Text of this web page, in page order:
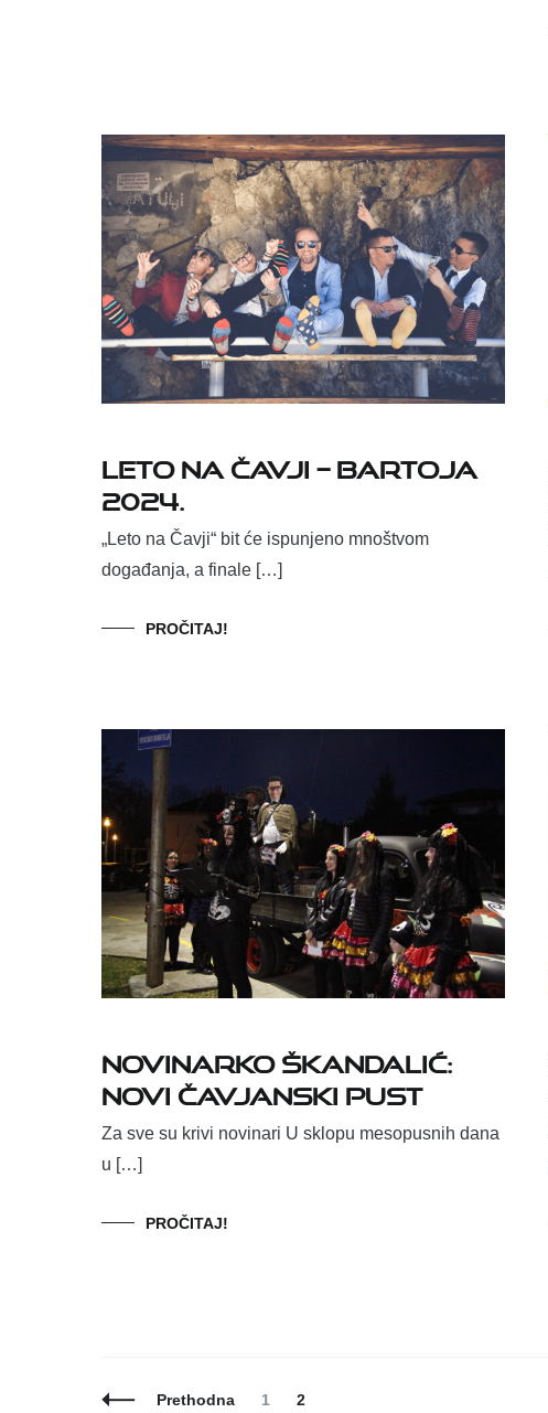
Leto na Čavji – BARTOJA
2024.
„Leto na Čavji“ bit će ispunjeno mnoštvom
događanja, a finale […]
PROČITAJ!
Novinarko Škandalić:
novi Čavjanski pust
Za sve su krivi novinari U sklopu mesopusnih dana
u […]
PROČITAJ!
Posts
Prethodna Page
1 Page
2